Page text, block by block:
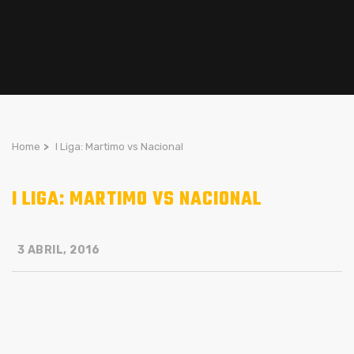
Home > I Liga: Martimo vs Nacional
I LIGA: MARTIMO VS NACIONAL
3 ABRIL, 2016